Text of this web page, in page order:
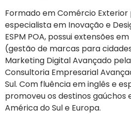
Formado em Comércio Exterior
especialista em Inovação e
ESPM POA, possui extensões
(gestão de marcas para
Marketing Digital Avançado pela
Consultoria Empresarial
Sul. Com fluência em inglês e
promoveu os destinos gaúchos
América do Sul e Europa.